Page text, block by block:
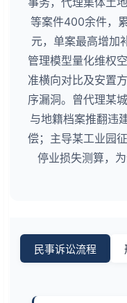
等案件400余件，
元，单案最高增加
管理模型量化维权
准横向对比及安置
序漏洞。曾代理某
与地籍档案推翻违
偿；主导某工业园
停业损失测算，
民事诉讼流程